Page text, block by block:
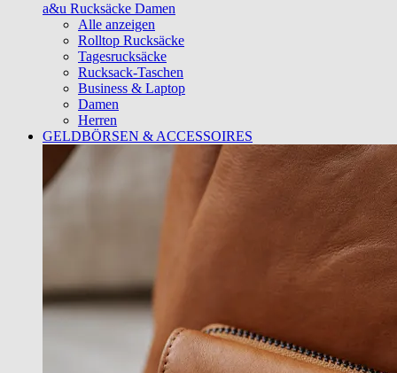
a&u Rucksäcke Damen
Alle anzeigen
Rolltop Rucksäcke
Tagesrucksäcke
Rucksack-Taschen
Business & Laptop
Damen
Herren
GELDBÖRSEN & ACCESSOIRES